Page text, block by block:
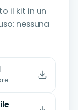
il kit in un
nessuna